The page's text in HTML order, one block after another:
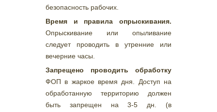
безопасность рабочих.
Время и правила опрыскивания.
Опрыскивание или опыливание
следует проводить в утренние или
вечерние часы.
Запрещено проводить обработку
ФОП в жаркое время дня. Доступ на
обработанную территорию должен
быть запрещен на 3-5 дн. (в